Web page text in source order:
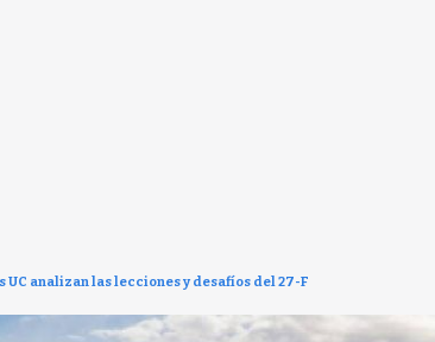
UC analizan las lecciones y desafíos del 27-F